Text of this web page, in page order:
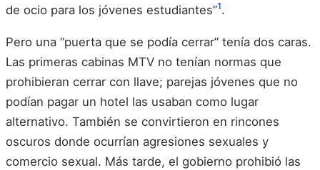
de ocio para los jóvenes estudiantes”1.
Pero una “puerta que se podía cerrar” tenía dos caras.
Las primeras cabinas MTV no tenían normas que
prohibieran cerrar con llave; parejas jóvenes que no
podían pagar un hotel las usaban como lugar
alternativo. También se convirtieron en rincones
oscuros donde ocurrían agresiones sexuales y
comercio sexual. Más tarde, el gobierno prohibió las